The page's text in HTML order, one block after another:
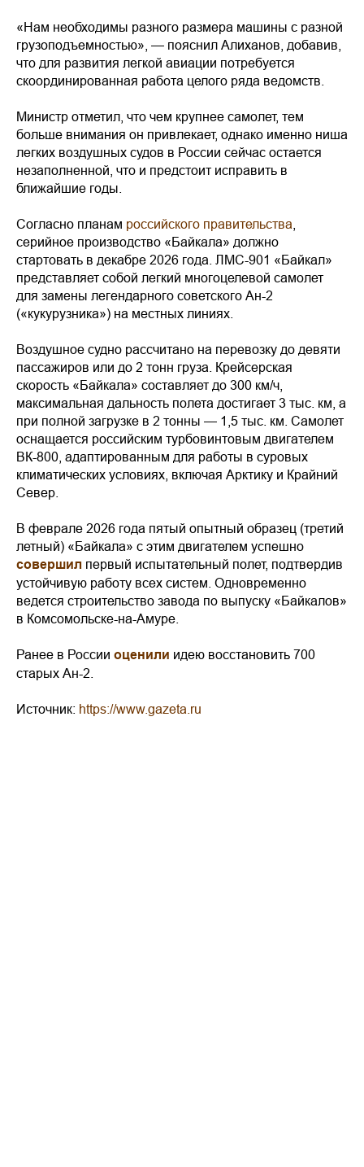
«Нам необходимы разного размера машины с разной
грузоподъемностью», — пояснил Алиханов, добавив,
что для развития легкой авиации потребуется
скоординированная работа целого ряда ведомств.
Министр отметил, что чем крупнее самолет, тем
больше внимания он привлекает, однако именно ниша
легких воздушных судов в России сейчас остается
незаполненной, что и предстоит исправить в
ближайшие годы.
Согласно планам российского правительства
серийное производство «Байкала» должно
стартовать в декабре 2026 года. ЛМС-901 «Байкал»
представляет собой легкий многоцелевой самолет
для замены легендарного советского Ан-2
(«кукурузника») на местных линиях.
Воздушное судно рассчитано на перевозку до девяти
пассажиров или до 2 тонн груза. Крейсерская
скорость «Байкала» составляет до 300 км/ч,
максимальная дальность полета достигает 3 тыс. км, а
при полной загрузке в 2 тонны — 1,5 тыс. км. Самолет
оснащается российским турбовинтовым двигателем
ВК-800, адаптированным для работы в суровых
климатических условиях, включая Арктику и Крайний
Север.
В феврале 2026 года пятый опытный образец (третий
летный) «Байкала» с этим двигателем успешно
совершил первый испытательный полет, подтвердив
устойчивую работу всех систем. Одновременно
ведется строительство завода по выпуску «Байкалов»
в Комсомольске-на-Амуре.
Ранее в России оценили идею восстановить 700
старых Ан-2.
Источник: https://www.gazeta.ru